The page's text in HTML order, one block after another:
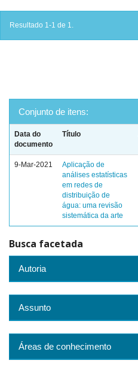
Resultado 1-1 de 1.
Conjunto de itens:
Data do
documento
Título
9-Mar-2021
Aplicação de
análises estatísticas
em redes de
distribuição de
água: uma revisão
sistemática da arte
Busca facetada
Autoria
Assunto
Áreas de conhecimento